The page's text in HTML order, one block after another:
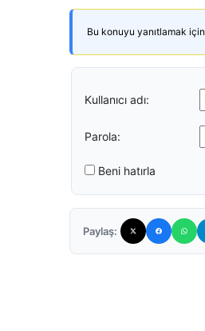
Bu konuyu yanıtlamak için
Kullanıcı adı:
Parola:
Beni hatırla
Paylaş: